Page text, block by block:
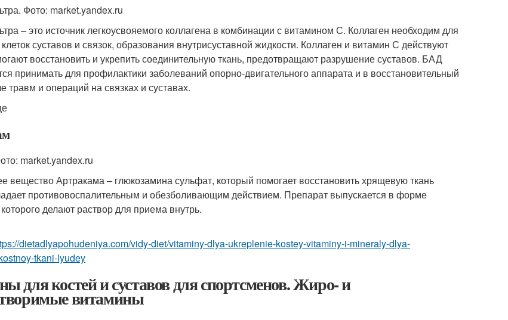
Фото: market.yandex.ru
– это источник легкоусвояемого коллагена в комбинации с витамином С. Коллаген необходим для
суставов и связок, образования внутрисуставной жидкости. Коллаген и витамин С действуют
восстановить и укрепить соединительную ткань, предотвращают разрушение суставов. БАД
принимать для профилактики заболеваний опорно-двигательного аппарата и в восстановительный
травм и операций на связках и суставах.
market.yandex.ru
вещество Артракама – глюкозамина сульфат, который помогает восстановить хрящевую ткань
противовоспалительным и обезболивающим действием. Препарат выпускается в форме
делают раствор для приема внутрь.
dietadlyapohudeniya.com/vidy-diet/vitaminy-dlya-ukreplenie-kostey-vitaminy-i-mineraly-dlya-
tkani-lyudey
для костей и суставов для спортсменов. Жиро- и
витамины